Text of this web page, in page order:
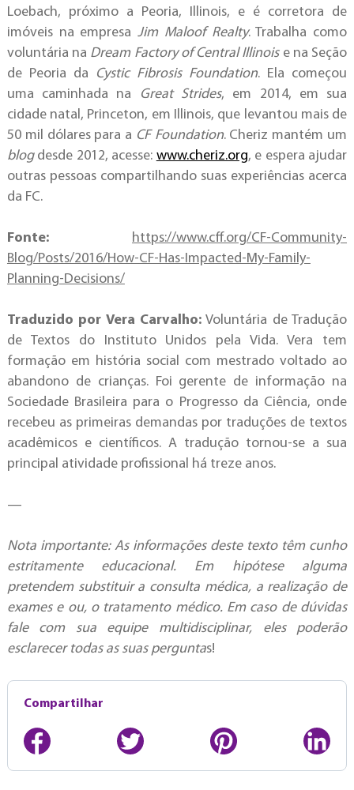
Loebach, próximo a Peoria, Illinois, e é corretora de
imóveis na empresaJim Maloof Realty. Trabalha como
voluntária na Dream Factory of Central Illinois e na Seção
de Peoria da Cystic Fibrosis Foundation. Ela começou
uma caminhada na
Great Strides, em 2014, em sua
cidade natal, Princeton, em Illinois, que levantou mais de
50 mil dólares para a CF Foundation. Cheriz mantém um
blogdesde 2012, acesse: www.cheriz.org, e espera ajudar
outras pessoas compartilhando suas experiências acerca
da FC.
Fonte: https://www.cff.org/CF-Community-
Blog/Posts/2016/How-CF-Has-Impacted-My-Family-
Planning-Decisions/
Traduzido por Vera Carvalho: Voluntária de Tradução
de Textos do Instituto Unidos pela Vida. Vera tem
formação em história social com mestrado voltado ao
abandono de crianças. Foi gerente de informação na
Sociedade Brasileira para o Progresso da Ciência, onde
recebeu as primeiras demandas por traduções de textos
acadêmicos e científicos. A tradução tornou-se a sua
principal atividade profissional há treze anos.
—
Nota importante: As informações deste texto têm cunho
estritamente educacional. Em hipótese alguma
pretendem substituir a consulta médica, a realização de
exames e ou, o tratamento médico. Em caso de dúvidas
fale com sua equipe multidisciplinar, eles poderão
esclarecer todas as suas perguntas!
Compartilhar